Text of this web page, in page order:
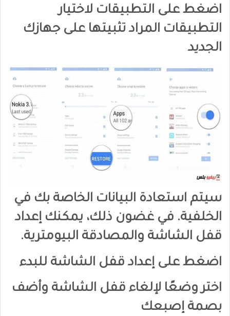
اضغط على التطبيقات لاختيار
التطبيقات المراد تثبيتها على جهازك
الجديد
سيتم استعادة البيانات الخاصة بك في
الخلفية. في غضون ذلك، يمكنك إعداد
قفل الشاشة والمصادقة البيومترية.
اضغط على إعداد قفل الشاشة للبدء
اختر وضعًا لإلغاء قفل الشاشة وأضف
بصمة إصبعك